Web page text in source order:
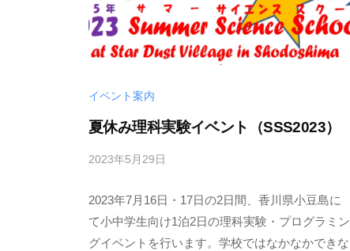
イベント案内
夏休み理科実験イベント（SSS2023）
2023年5月29日
マ
サ
ア
2023年7月16日・17日の2日間、香川県小豆島に
て小中学生向け1泊2日の理科実験・プログラミン
グイベントを行います。学校ではなかなかできな